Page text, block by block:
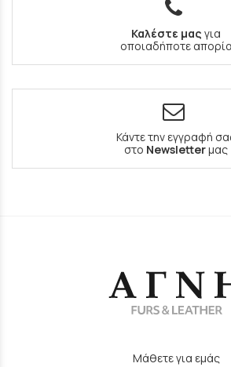
Καλέστε μας για
οποιαδήποτε απορία
Κάντε την εγγραφή
στο Newsletterμας
Μάθετε για εμάς